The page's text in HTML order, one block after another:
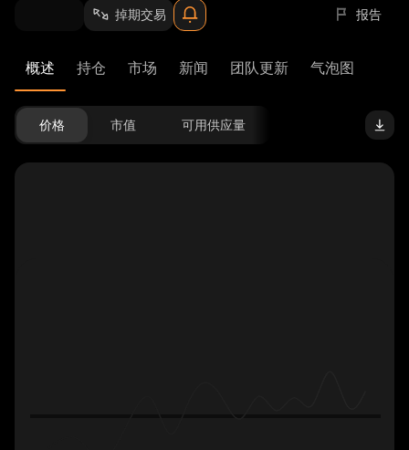
掉期交易 报告
概述 持仓 市场 新闻 团队更新 气泡图
价格 市值 可用供应量